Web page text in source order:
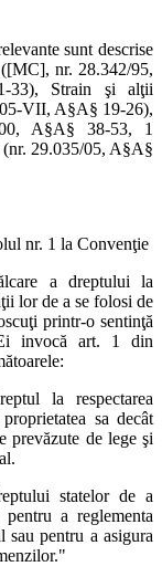
sunt descrise
nr. 28.342/95,
33), Strain şi alţii
VII, A§A§ 19-26),
A§A§ 38-53, 1
29.035/05, A§A§
nr. 1 la Convenţie
a dreptului la
lor de a se folosi de
printr-o sentinţă
invocă art. 1 din
la respectarea
sa decât
prevăzute de lege şi
statelor de a
a reglementa
pentru a asigura